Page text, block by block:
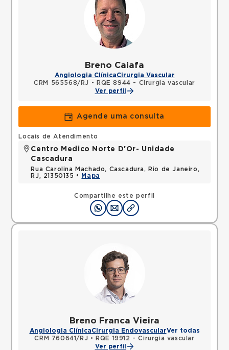
Breno Caiafa
Angiologia ClínicaCirurgia Vascular
CRM 565568/RJ •
RQE 8944 - Cirurgia vascular
Ver perfil
Agende uma consulta
Compartilhe este perfil
Locais de Atendimento
Centro Medico Norte D'Or- Unidade
Cascadura
Rua Carolina Machado, Cascadura, Rio de Janeiro,
RJ, 21350135 •
Mapa
Breno Franca Vieira
Angiologia ClínicaCirurgia EndovascularVer todas
CRM 760641/RJ •
RQE 19912 - Cirurgia vascular
Ver perfil